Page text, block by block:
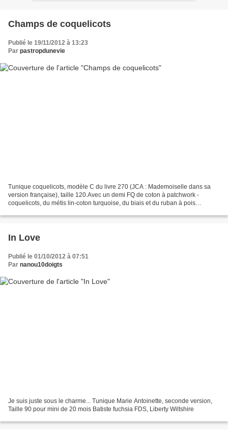
Champs de coquelicots
Publié le 19/11/2012 à 13:23
Par pastropdunevie
Tunique coquelicots, modèle C du livre 270 (JCA : Mademoiselle dans sa
version française), taille 120.Avec un demi FQ de coton à patchwork -
coquelicots, du métis lin-coton turquoise, du biais et du ruban à pois
In Love
Publié le 01/10/2012 à 07:51
Par nanou10doigts
Je suis juste sous le charme... Tunique Marie Antoinette, seconde version,
Taille 90 pour mini de 20 mois Batiste fuchsia FDS, Liberty Wiltshire